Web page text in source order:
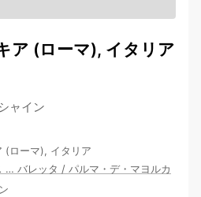
ア (ローマ), イタリア
ャイン
(ローマ), イタリア
… バレッタ / パルマ・デ・マヨルカ